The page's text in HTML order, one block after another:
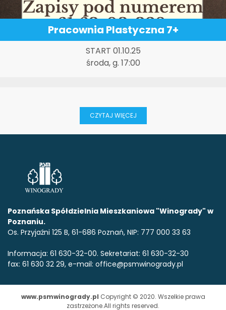
Pracownia Plastyczna 7+
START 01.10.25
środa, g. 17:00
CZYTAJ WIĘCEJ
Poznańska Spółdzielnia Mieszkaniowa "Winogrady" w
Poznaniu.
Os. Przyjaźni 125 B, 61-686 Poznań, NIP: 777 000 33 63
Informacja: 61 630-32-00. Sekretariat: 61 630-32-30
fax: 61 630 32 29, e-mail: office@psmwinogrady.pl
www.psmwinogrady.pl Copyright © 2020. Wszelkie prawa
zastrzeżone.All rights reserved.